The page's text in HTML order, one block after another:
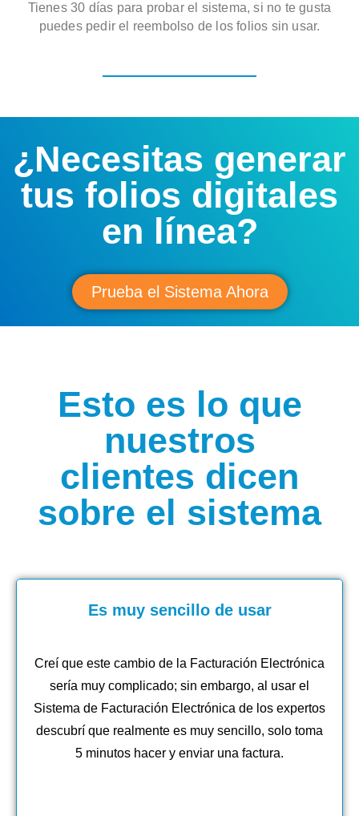
Tienes 30 días para probar el sistema, si no te gusta
puedes pedir el reembolso de los folios sin usar.
¿Necesitas generar
tus folios digitales
en línea?
Prueba el Sistema Ahora
Esto es lo que
nuestros
clientes dicen
sobre el sistema
Es muy sencillo de usar
Creí que este cambio de la Facturación Electrónica
sería muy complicado; sin embargo, al usar el
Sistema de Facturación Electrónica de los expertos
descubrí que realmente es muy sencillo, solo toma
5 minutos hacer y enviar una factura.